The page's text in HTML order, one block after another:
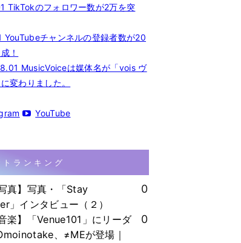
のフォロワー数が2万を突
チャンネルの登録者数が20
！
MusicVoiceは媒体名が「vois ヴ
変わりました。
YouTube
トランキング
写真】写真・「Stay
」インタビュー（２）
0
音楽】「Venue101」にリーダ
、≠MEが登場｜
0